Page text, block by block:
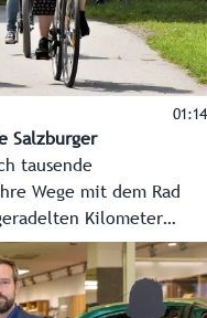
01:14
Salzburger
tausende
Wege mit dem Rad
Kilometer
dazugehörige App
für die Gesundheit